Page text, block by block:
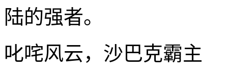
陆的强者。
叱咤风云，沙巴克霸主